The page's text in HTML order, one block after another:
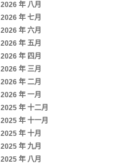
2026 年 八月
2026 年 七月
2026 年 六月
2026 年 五月
2026 年 四月
2026 年 三月
2026 年 二月
2026 年 一月
2025 年 十二月
2025 年 十一月
2025 年 十月
2025 年 九月
2025 年 八月